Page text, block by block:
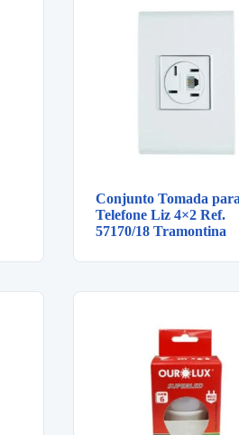
Conjunto Tomada para
Telefone Liz 4×2 Ref.
57170/18 Tramontina